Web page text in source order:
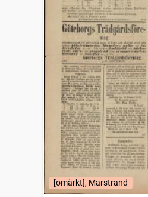
[omärkt], Marstrand